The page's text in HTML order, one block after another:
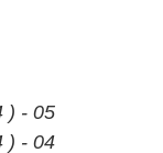
) - 05
) - 04